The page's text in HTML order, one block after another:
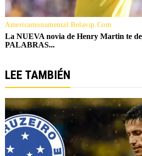
LEE TAMBIÉN